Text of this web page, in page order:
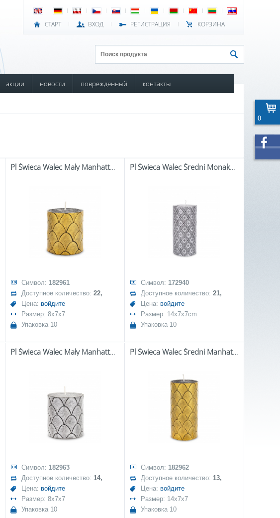
СТАРТ ВХОД РЕГИСТРАЦИЯ КОРЗИНА
акции новости поврежденный контакты
Pl Świeca Walec Mały Manhattan Czarny Złoto
Символ: 182961
Доступное количество: 22,
Цена: войдите
Размер: 8x7x7
Упаковка 10
Pl Świeca Walec Średni Monako Srebrno Czarny
Символ: 172940
Доступное количество: 21,
Цена: войдите
Размер: 14x7x7cm
Упаковка 10
Pl Świeca Walec Mały Manhattan Czarny Srebro
Символ: 182963
Доступное количество: 14,
Цена: войдите
Размер: 8x7x7
Упаковка 10
Pl Świeca Walec Średni Manhattan Czarny Złoto
Символ: 182962
Доступное количество: 13,
Цена: войдите
Размер: 14x7x7
Упаковка 10
0